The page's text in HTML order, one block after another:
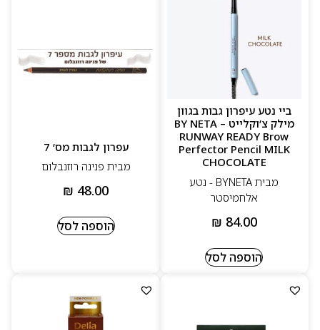
ביי נטע עיפרון גבות בגוון
מילק צ’וקלייט – BY NETA
RUNWAY READY Brow
Perfector Pencil MILK
CHOCOLATE
מבית BYNETA - נטע
אלחמיסטר
₪ 84.00
הוספה לסל
עפרון לגבות מס’ 7
מבית פנינה רוזנבלום
₪ 48.00
הוספה לסל